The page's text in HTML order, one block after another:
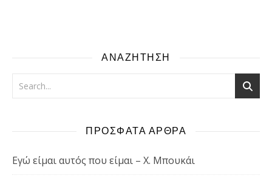
ΑΝΑΖΗΤΗΣΗ
ΠΡΟΣΦΑΤΑ ΑΡΘΡΑ
Εγώ είμαι αυτός που είμαι – Χ. Μπουκάι